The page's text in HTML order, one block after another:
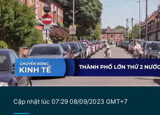
Chuyên mục
Chuyên mục khác
Chào ngày mới Tin 24h
Đổi mật khẩu
Tin đã lưu
Tin đã xem
Đăng xuất
Cập nhật lúc 07:29 08/09/2023 GMT+7